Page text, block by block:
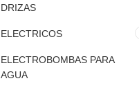
DRIZAS
ELECTRICOS
ELECTROBOMBAS PARA
AGUA